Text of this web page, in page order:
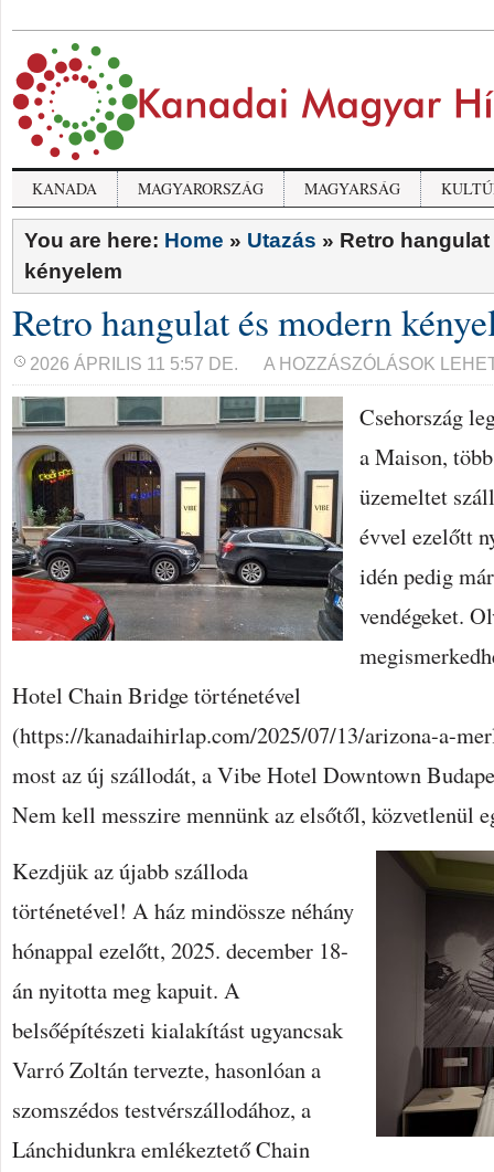
KANADA MAGYARORSZÁG MAGYARSÁG
You are here: Home » Utazás » Retro
kényelem
Retro hangulat és modern
2026 ÁPRILIS 11 5:57 DE.
RETRO
MODERN
KÉNYELEM
BEJEGYZÉSHEZ
A HOZZÁSZÓLÁSOK
Csehország
a Maison,
üzemeltet
évvel ezelőtt
idén pedig
vendégeket.
Hotel Chain Bridge történetével
(https://kanadaihirlap.com/2025/07/13/arizona-a-
most az új szállodát, a Vibe Hotel Downtown
Nem kell messzire mennünk az elsőtől, közvetlenül
Kezdjük az újabb szálloda
történetével! A ház mindössze néhány
hónappal ezelőtt, 2025. december 18-
án nyitotta meg kapuit. A
belsőépítészeti kialakítást ugyancsak
Varró Zoltán tervezte, hasonlóan a
szomszédos testvérszállodához, a
Lánchidunkra emlékeztető Chain